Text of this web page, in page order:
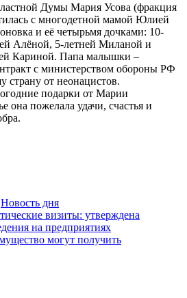
Думы Мария Усова (фракция
с многодетной мамой Юлией
и её четырьмя дочками: 10-
Алёной, 5-летней Миланой и
Кариной. Папа малышки –
с министерством обороны РФ
страну от неонацистов.
подарки от Марии
она пожелала удачи, счастья и
Новость дня
визиты: утверждена
на предприятиях
могут получить